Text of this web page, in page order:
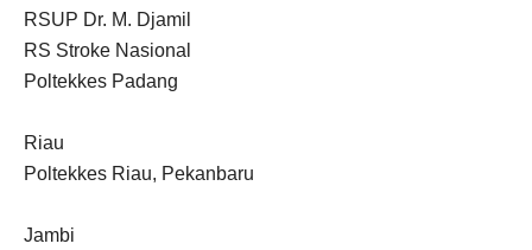
RSUP Dr. M. Djamil
RS Stroke Nasional
Poltekkes Padang
Riau
Poltekkes Riau, Pekanbaru
Jambi